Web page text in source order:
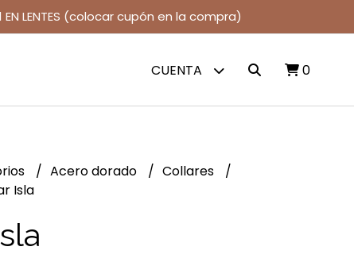
EN LENTES (colocar cupón en la compra)
CUENTA 0
Acero dorado
Collares
Isla